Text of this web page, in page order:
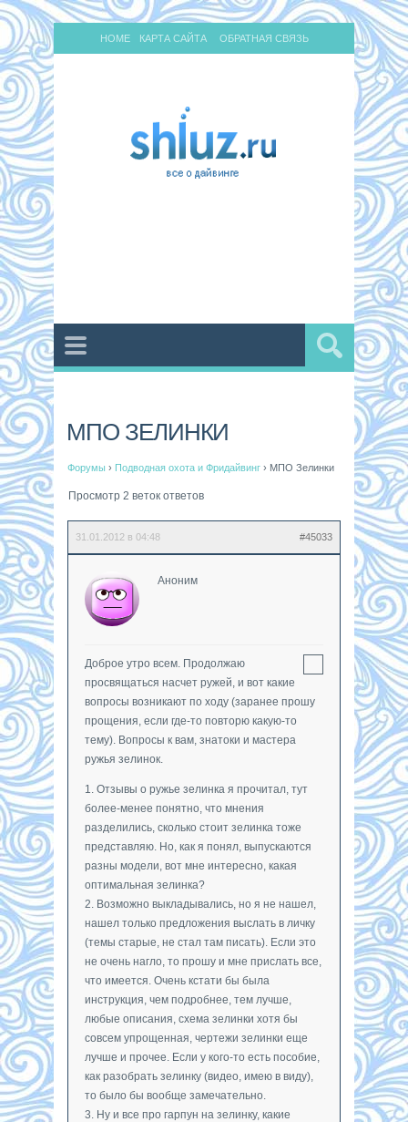
HOME КАРТА САЙТА ОБРАТНАЯ СВЯЗЬ
МПО ЗЕЛИНКИ
Форумы › Подводная охота и Фридайвинг › МПО Зелинки
Просмотр 2 веток ответов
31.01.2012 в 04:48 #45033
Аноним
Доброе утро всем. Продолжаю
просвящаться насчет ружей, и вот какие
вопросы возникают по ходу (заранее прошу
прощения, если где-то повторю какую-то
тему). Вопросы к вам, знатоки и мастера
ружья зелинок.
1. Отзывы о ружье зелинка я прочитал, тут
более-менее понятно, что мнения
разделились, сколько стоит зелинка тоже
представляю. Но, как я понял, выпускаются
разны модели, вот мне интересно, какая
оптимальная зелинка?
2. Возможно выкладывались, но я не нашел,
нашел только предложения выслать в личку
(темы старые, не стал там писать). Если это
не очень нагло, то прошу и мне прислать все,
что имеется. Очень кстати бы была
инструкция, чем подробнее, тем лучше,
любые описания, схема зелинки хотя бы
совсем упрощенная, чертежи зелинки еще
лучше и прочее. Если у кого-то есть пособие,
как разобрать зелинку (видео, имею в виду),
то было бы вообще замечательно.
3. Ну и все про гарпун на зелинку, какие